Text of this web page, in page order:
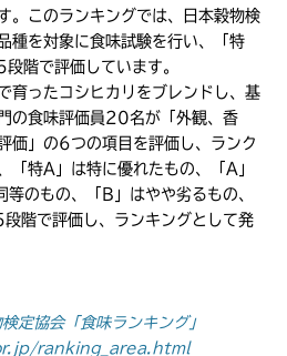
。このランキングでは、日本穀物検
種を対象に食味試験を行い、「特
階で評価しています。
育ったコシヒカリをブレンドし、基
の食味評価員20名が「外観、香
価」の6つの項目を評価し、ランク
「特A」は特に優れたもの、「A」
のもの、「B」はやや劣るもの、
階で評価し、ランキングとして発
定協会「食味ランキング」
ranking_area.html